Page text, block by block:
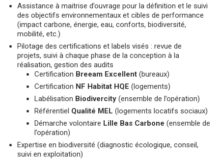
Assistance à maitrise d’ouvrage pour la définition et le suivi
des objectifs environnementaux et cibles de performance
(impact carbone, énergie, eau, conforts, biodiversité,
mobilité, etc.)
Pilotage des certifications et labels visés : revue de
projets, suivi à chaque phase de la conception à la
réalisation, gestion des audits
Certification Breeam Excellent (bureaux)
Certification NF Habitat HQE (logements)
Labélisation Biodivercity (ensemble de l’opération)
Référentiel Qualité MEL (logements locatifs sociaux)
Démarche volontaire Lille Bas Carbone (ensemble de
l’opération)
Expertise en biodiversité (diagnostic écologique, conseil,
suivi en exploitation)